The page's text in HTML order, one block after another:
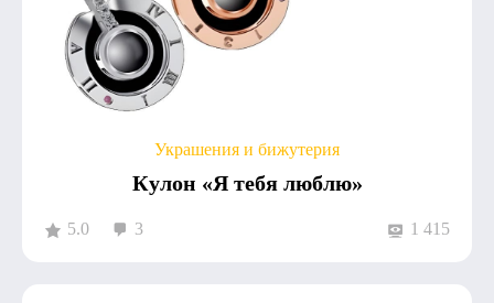
Украшения и бижутерия
Кулон «Я тебя люблю»
5.0 3 1 415